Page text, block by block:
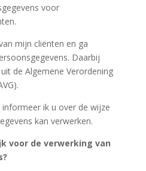
voor
mijn cliënten en ga
Daarbij
de Algemene Verordening
informeer ik u over de wijze
kan verwerken.
voor de verwerking van